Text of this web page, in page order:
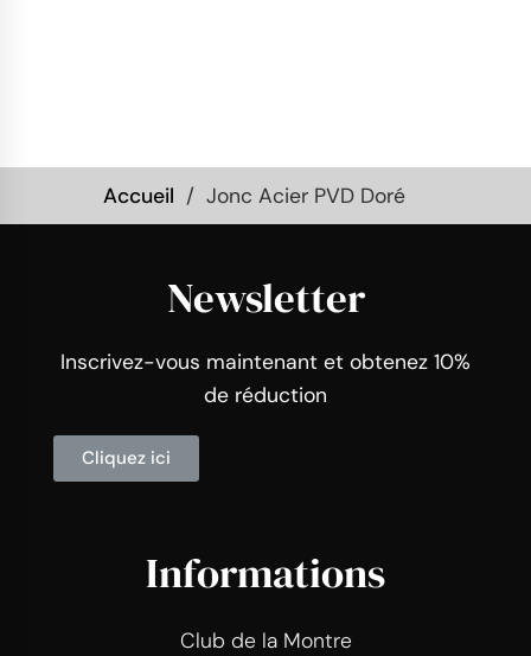
Accueil Jonc Acier PVD Doré
Newsletter
Inscrivez-vous maintenant et obtenez 10%
de réduction
Cliquez ici
Informations
Club de la Montre